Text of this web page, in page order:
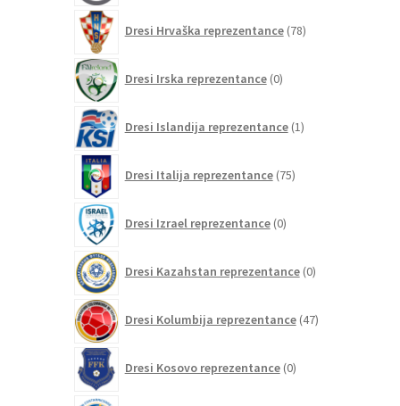
Dresi Hrvaška reprezentance 78izdelkov
Dresi Irska reprezentance 0izdelkov
Dresi Islandija reprezentance 1izdelek
Dresi Italija reprezentance 75izdelkov
Dresi Izrael reprezentance 0izdelkov
Dresi Kazahstan reprezentance 0izdelkov
Dresi Kolumbija reprezentance 47izdelkov
Dresi Kosovo reprezentance 0izdelkov